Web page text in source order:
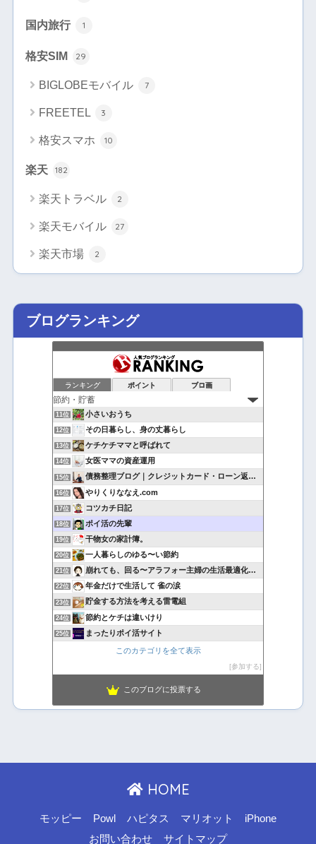
国内旅行 1
格安SIM 29
BIGLOBEモバイル 7
FREETEL 3
格安スマホ 10
楽天 182
楽天トラベル 2
楽天モバイル 27
楽天市場 2
ブログランキング
ランキング ポイント ブロ画
11位 小さいおうち
12位 その日暮らし、身の丈暮らし
13位 ケチケチママと呼ばれて
14位 女医ママの資産運用
15位 債務整理ブログ｜クレジットカード・ローン返済で悩んでいる方へ
16位 やりくりななえ.com
17位 コツカチ日記
18位 ポイ活の先輩
19位 干物女の家計簿。
20位 一人暮らしのゆる〜い節約
21位 崩れても、回る〜アラフォー主婦の生活最適化日記
22位 年金だけで生活して 雀の涙
23位 貯金する方法を考える雷電組
24位 節約とケチは違いけり
25位 まったりポイ活サイト
このカテゴリを全て表示
参加する
このブログに投票する
HOME
モッピー Powl ハピタス マリオット
iPhone
お問い合わせ
サイトマップ